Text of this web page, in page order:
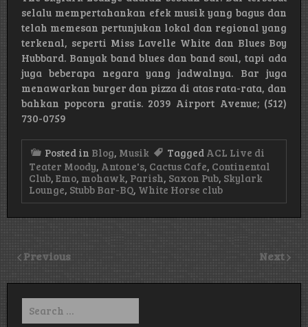
selalu mempertahankan efek musik yang bagus dan
telah memesan pertunjukan lokal dan regional yang
terkenal, seperti Miss Lavelle White dan Blues Boy
Hubbard. Banyak band blues dan band soul, tapi ada
juga beberapa negara yang jadwalnya. Bar juga
menawarkan burger dan pizza di atas rata-rata, dan
bahkan popcorn gratis. 2039 Airport Avenue; (512)
730-0759
Posted in Blog, Musik Tagged ACL Live di
Teater Moody, Antone's, Cactus Cafe, Continental
Club, Emo, mohawk, Parish, Saxon Pub, Skylark
Lounge, Stubb Bar-BQ, White Horse club
Previous Next
Search
for: